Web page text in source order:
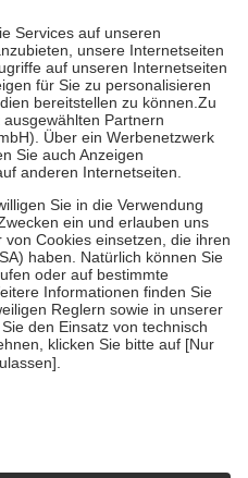
nie mehr als die tatsächlichen
auch für Online-Apotheken.
beträgt die
sowie zehn Euro je
für ihre eigene Gesundheit zu
der Familie zu unterstützen,
vollendeten 18. Lebensjahr
Früherkennung, die von der
es sich um echte Bewertungen